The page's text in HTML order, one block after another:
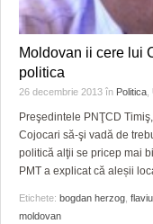
Moldovan ii cere lui
politica
26 decembrie 2013 în Politica,
Preşedintele PNŢCD
Cojocari să-şi vadă de
politică alţii se pricep mai
PMT a explicat că aleșii
Etichete: bogdan herzog,
moldovan